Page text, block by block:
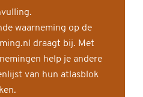
waarneming op de
draagt bij. Met
help je andere
van hun atlasblok